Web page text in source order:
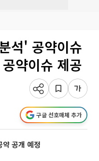
석' 공약이슈
약이슈 제공
구글 선호매체 추가
공개 예정